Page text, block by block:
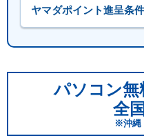
ヤマダポイント進呈条
パソコン無
全
※沖縄